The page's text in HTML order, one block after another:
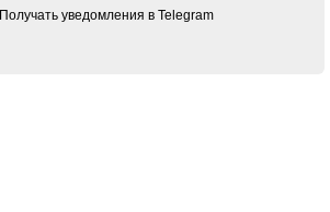
Получать уведомления в Telegram